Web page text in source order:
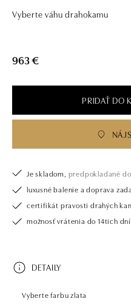
Vyberte váhu drahokamu
963 €
PRIDAŤ DO
Je skladom, predpokladané
luxusné balenie a doprava
certifikát pravosti drahých
možnosť vrátenia do 14tich
DETAILY
Vyberte farbu zlata